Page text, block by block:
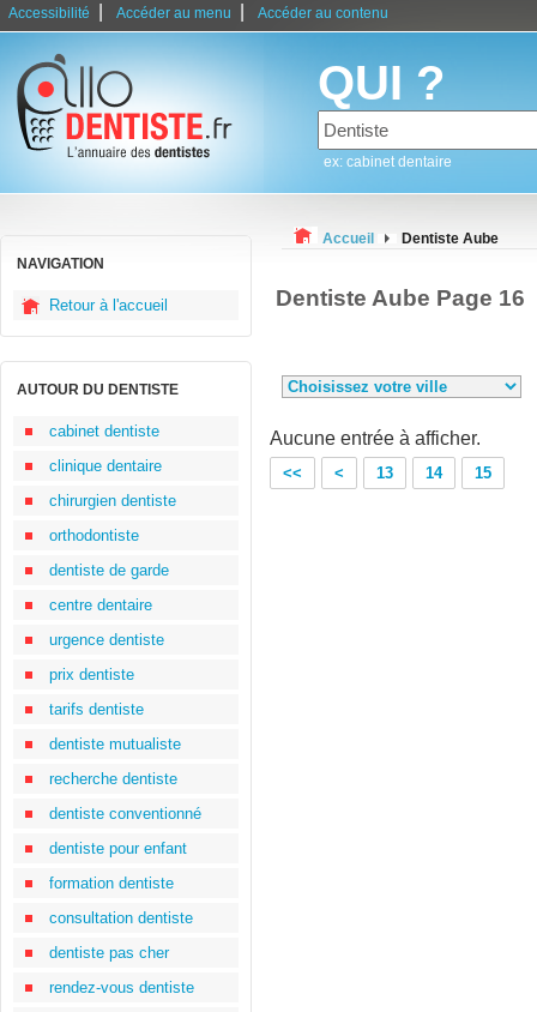
Accessibilité Accéder au menu Accéder au contenu
QUI ?
ex: cabinet dentaire
NAVIGATION
Retour à l'accueil
AUTOUR DU DENTISTE
cabinet dentiste
clinique dentaire
chirurgien dentiste
orthodontiste
dentiste de garde
centre dentaire
urgence dentiste
prix dentiste
tarifs dentiste
dentiste mutualiste
recherche dentiste
dentiste conventionné
dentiste pour enfant
formation dentiste
consultation dentiste
dentiste pas cher
rendez-vous dentiste
Accueil Dentiste Aube
Dentiste Aube Page 16
Aucune entrée à afficher.
<< < 13 14 15